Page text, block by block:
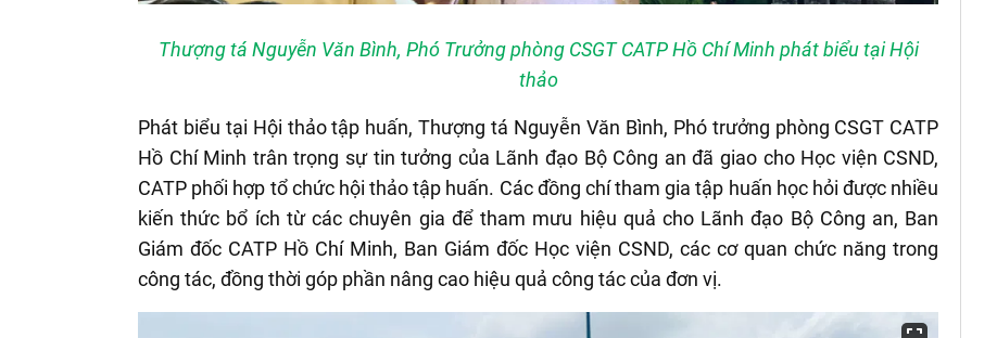
Thượng tá Nguyễn Văn Bình, Phó Trưởng phòng CSGT CATP Hồ Chí Minh phát biểu tại Hội
thảo
Phát biểu tại Hội thảo tập huấn, Thượng tá Nguyễn Văn Bình, Phó trưởng phòng CSGT CATP
Hồ Chí Minh trân trọng sự tin tưởng của Lãnh đạo Bộ Công an đã giao cho Học viện CSND,
CATP phối hợp tổ chức hội thảo tập huấn. Các đồng chí tham gia tập huấn học hỏi được nhiều
kiến thức bổ ích từ các chuyên gia để tham mưu hiệu quả cho Lãnh đạo Bộ Công an, Ban
Giám đốc CATP Hồ Chí Minh, Ban Giám đốc Học viện CSND, các cơ quan chức năng trong
công tác, đồng thời góp phần nâng cao hiệu quả công tác của đơn vị.